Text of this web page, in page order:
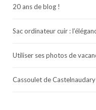
20 ans de blog !
Sac ordinateur cuir :
Utiliser ses photos de
Cassoulet de